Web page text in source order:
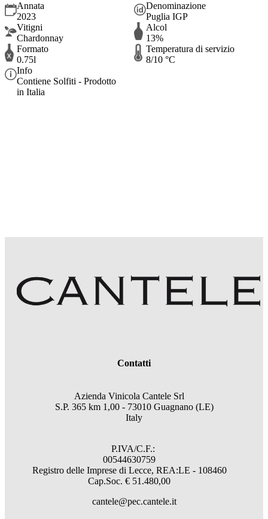
Annata
2023
Denominazione
Puglia IGP
Vitigni
Chardonnay
Alcol
13%
Formato
0.75l
Temperatura di servizio
8/10 °C
Info
Contiene Solfiti - Prodotto
in Italia
Contatti
Azienda Vinicola Cantele Srl
S.P. 365 km 1,00 - 73010 Guagnano (LE)
Italy
P.IVA/C.F.:
00544630759
Registro delle Imprese di Lecce, REA:LE - 108460
Cap.Soc. € 51.480,00
cantele@pec.cantele.it